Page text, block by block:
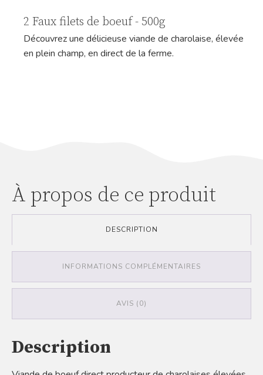
2 Faux filets de boeuf - 500g
Découvrez une délicieuse viande de charolaise, élevée
en plein champ, en direct de la ferme.
À propos de ce produit
DESCRIPTION
INFORMATIONS COMPLÉMENTAIRES
AVIS (0)
Description